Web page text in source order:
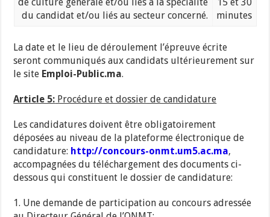
du candidat et/ou liés au secteur concerné.
minutes
La date et le lieu de déroulement l’épreuve écrite
seront communiqués aux candidats ultérieurement sur
le site Emploi-Public.ma.
Article 5: Procédure et dossier de candidature
Les candidatures doivent être obligatoirement
déposées au niveau de la plateforme électronique de
candidature: http://concours-onmt.um5.ac.ma,
accompagnées du téléchargement des documents ci-
dessous qui constituent le dossier de candidature:
1. Une demande de participation au concours adressée